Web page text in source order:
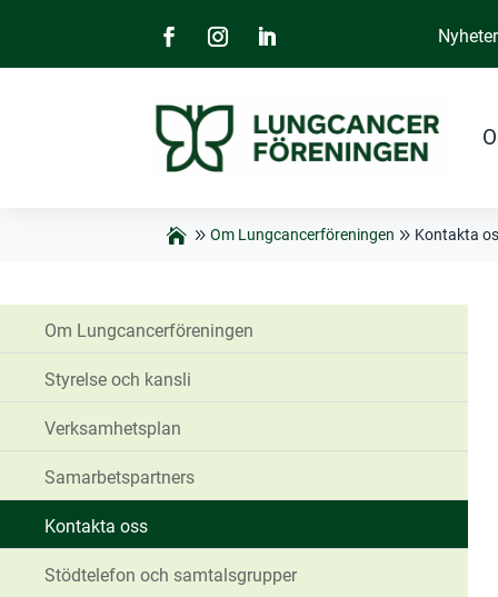
Nyheter
Om Lungcancerföreningen Kontakta
Om Lungcancerföreningen
Styrelse och kansli
Verksamhetsplan
Samarbetspartners
Kontakta oss
Stödtelefon och samtalsgrupper